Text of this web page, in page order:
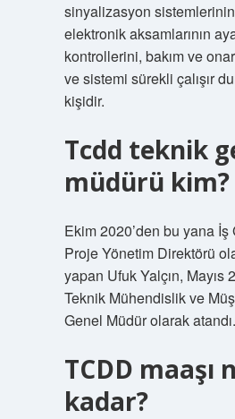
sinyalizasyon
elektronik aksamlarının
kontrollerini, bakım ve
ve sistemi sürekli çalışır
kişidir.
Tcdd teknik
müdürü kim?
Ekim 2020’den bu yana
Proje Yönetim Direktörü
yapan Ufuk Yalçın, Mayıs
Teknik Mühendislik ve
Genel Müdür olarak atandı.
TCDD maaşı
kadar?